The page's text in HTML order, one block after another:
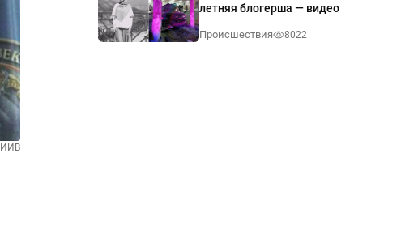
ИИВ
летняя блогерша — видео
Происшествия 8022